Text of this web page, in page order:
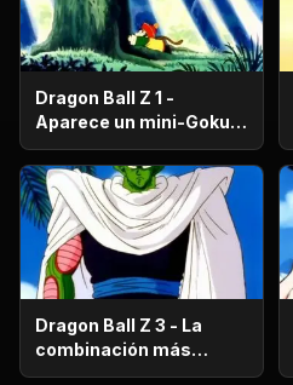
Dragon Ball Z 1 -
Aparece un mini-Goku,
su nombre es Gohan.
Dragon Ball Z 3 - La
combinación más
fuerte de este Mundo.